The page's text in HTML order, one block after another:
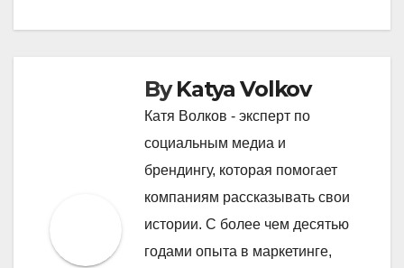
ByKatya Volkov
Катя Волков - эксперт по
социальным медиа и
брендингу, которая помогает
компаниям рассказывать свои
истории. С более чем десятью
годами опыта в маркетинге,